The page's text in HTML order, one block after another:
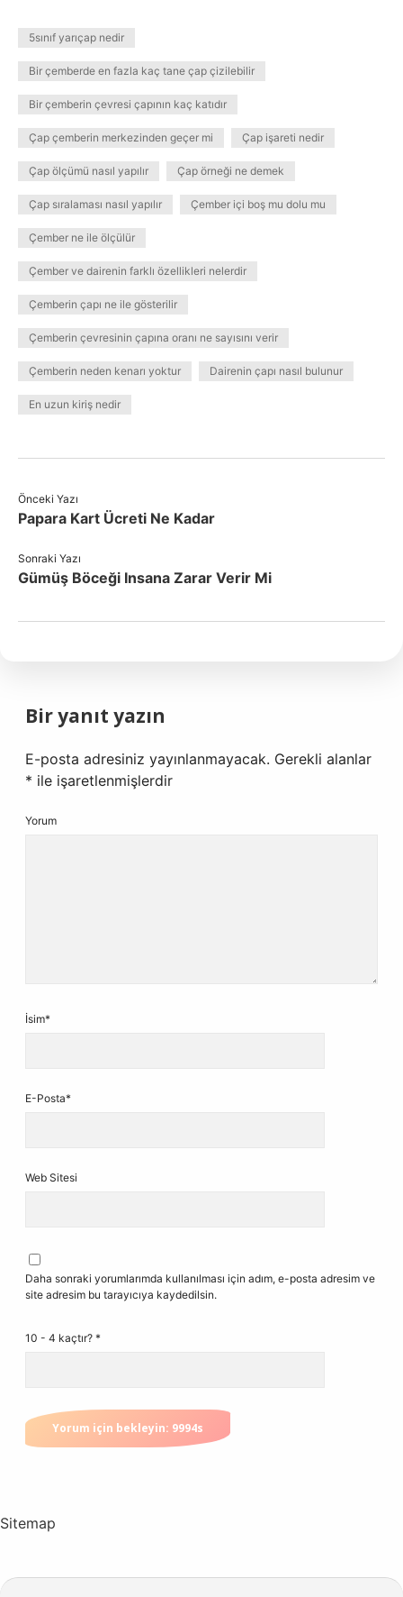
5sınıf yarıçap nedir
Bir çemberde en fazla kaç tane çap çizilebilir
Bir çemberin çevresi çapının kaç katıdır
Çap çemberin merkezinden geçer mi Çap işareti nedir
Çap ölçümü nasıl yapılır Çap örneği ne demek
Çap sıralaması nasıl yapılır Çember içi boş mu dolu mu
Çember ne ile ölçülür
Çember ve dairenin farklı özellikleri nelerdir
Çemberin çapı ne ile gösterilir
Çemberin çevresinin çapına oranı ne sayısını verir
Çemberin neden kenarı yoktur Dairenin çapı nasıl bulunur
En uzun kiriş nedir
Önceki Yazı
Papara Kart Ücreti Ne Kadar
Sonraki Yazı
Gümüş Böceği Insana Zarar Verir Mi
Bir yanıt yazın
E-posta adresiniz yayınlanmayacak. Gerekli alanlar
* ile işaretlenmişlerdir
Yorum
İsim*
E-Posta*
Web Sitesi
Daha sonraki yorumlarımda kullanılması için adım, e-posta adresim ve
site adresim bu tarayıcıya kaydedilsin.
10 - 4 kaçtır? *
Sitemap